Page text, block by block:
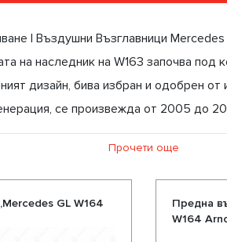
| Въздушни Възглавници
на наследник на W163 започва
дизайн, бива избран и одобрен
се произвежда от 2005 до
ние предлагаме
доставка. Избирайки нас Вие
се на отлично съотношение
Прочети още
GL W164
Предна
W164